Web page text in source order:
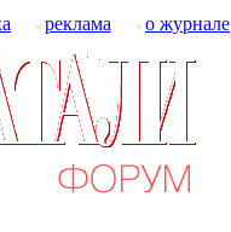
реклама о журнале